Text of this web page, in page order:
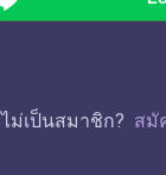
ไม่เป็นสมาชิก? สมั